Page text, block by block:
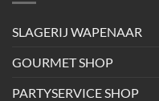
SLAGERIJ WAPENAAR
GOURMET SHOP
PARTYSERVICE SHOP